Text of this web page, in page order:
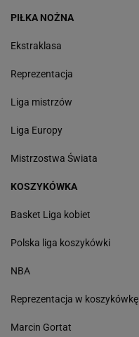
PIŁKA NOŻNA
Ekstraklasa
Reprezentacja
Liga mistrzów
Liga Europy
Mistrzostwa Świata
KOSZYKÓWKA
Basket Liga kobiet
Polska liga koszykówki
NBA
Reprezentacja w koszykówkę
Marcin Gortat